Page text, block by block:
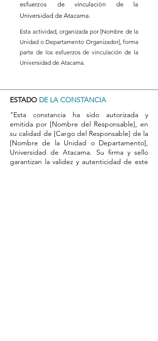
esfuerzos de vinculación de la
Universidad de Atacama.
Esta actividad, organizada por [Nombre de la
Unidad o Departamento Organizador], forma
parte de los esfuerzos de vinculación de la
Universidad de Atacama.
ESTADO DE LA CONSTANCIA
"Esta constancia ha sido autorizada y
emitida por [Nombre del Responsable], en
su calidad de [Cargo del Responsable] de la
[Nombre de la Unidad o Departamento],
Universidad de Atacama. Su firma y sello
garantizan la validez y autenticidad de este